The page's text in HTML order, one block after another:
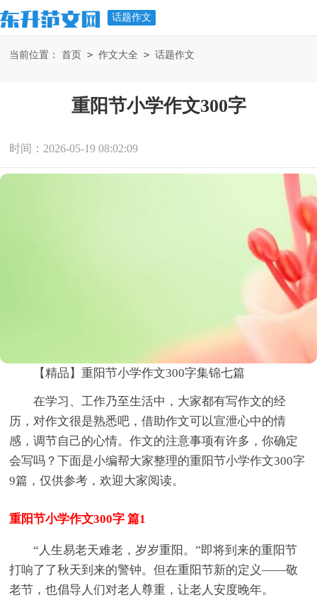
话题作文
当前位置： 首页 > 作文大全 > 话题作文
重阳节小学作文300字
时间：2026-05-19 08:02:09
【精品】重阳节小学作文300字集锦七篇
在学习、工作乃至生活中，大家都有写作文的经
历，对作文很是熟悉吧，借助作文可以宣泄心中的情
感，调节自己的心情。作文的注意事项有许多，你确定
会写吗？下面是小编帮大家整理的重阳节小学作文300字
9篇，仅供参考，欢迎大家阅读。
重阳节小学作文300字 篇1
“人生易老天难老，岁岁重阳。”即将到来的重阳节
打响了了秋天到来的警钟。但在重阳节新的定义——敬
老节，也倡导人们对老人尊重，让老人安度晚年。